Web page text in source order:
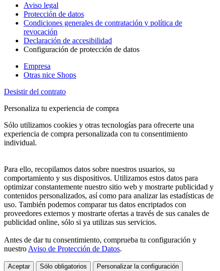
Aviso legal
Protección de datos
Condiciones generales de contratación y política de
revocación
Declaración de accesibilidad
Configuración de protección de datos
Empresa
Otras nice Shops
Desistir del contrato
Personaliza tu experiencia de compra
Sólo utilizamos cookies y otras tecnologías para ofrecerte una
experiencia de compra personalizada con tu consentimiento
individual.
Para ello, recopilamos datos sobre nuestros usuarios, su
comportamiento y sus dispositivos. Utilizamos estos datos para
optimizar constantemente nuestro sitio web y mostrarte publicidad y
contenidos personalizados, así como para analizar las estadísticas de
uso. También podemos comparar tus datos encriptados con
proveedores externos y mostrarte ofertas a través de sus canales de
publicidad online, sólo si ya utilizas sus servicios.
Antes de dar tu consentimiento, comprueba tu configuración y
nuestro Aviso de Protección de Datos.
Aceptar Sólo obligatorios Personalizar la configuración